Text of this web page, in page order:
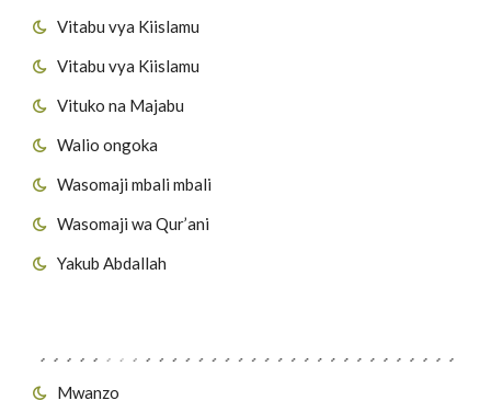
Vitabu vya Kiislamu
Vitabu vya Kiislamu
Vituko na Majabu
Walio ongoka
Wasomaji mbali mbali
Wasomaji wa Qur’ani
Yakub Abdallah
Mwanzo